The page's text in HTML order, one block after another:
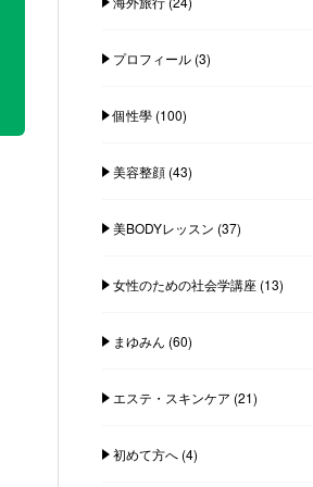
プロフィール(3)
個性學(100)
美容整顔(43)
美BODYレッスン (37)
女性のための社会学講座(13)
まゆみん (60)
エステ・スキンケア (21)
初めて方へ(4)